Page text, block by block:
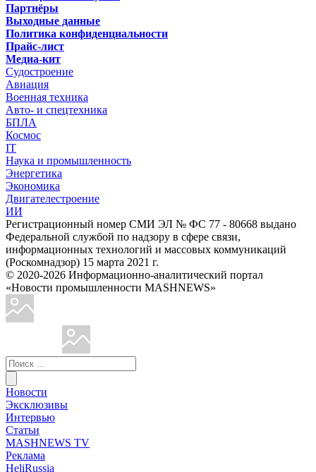
Партнёры
Выходные данные
Политика конфиденциальности
Прайс-лист
Медиа-кит
Судостроение
Авиация
Военная техника
Авто- и спецтехника
БПЛА
Космос
IT
Наука и промышленность
Энергетика
Экономика
Двигателестроение
ИИ
Регистрационный номер СМИ ЭЛ № ФС 77 - 80668 выдано
Федеральной службой по надзору в сфере связи,
информационных технологий и массовых коммуникаций
(Роскомнадзор) 15 марта 2021 г.
© 2020-2026 Информационно-аналитический портал
«Новости промышленности MASHNEWS»
Новости
Эксклюзивы
Интервью
Статьи
MASHNEWS TV
Реклама
HeliRussia